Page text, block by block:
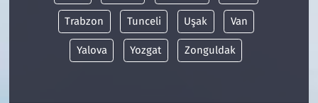
Trabzon Tunceli Uşak Van
Yalova Yozgat Zonguldak